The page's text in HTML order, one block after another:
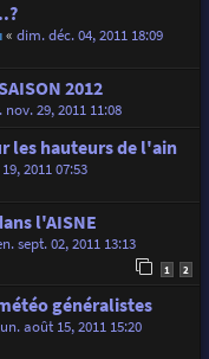
« dim. déc. 04, 2011 18:09
2012
nov. 29, 2011 11:08
les hauteurs de l'ain
2011 07:53
l'AISNE
sept. 02, 2011 13:13
1 2
généralistes
août 15, 2011 15:20